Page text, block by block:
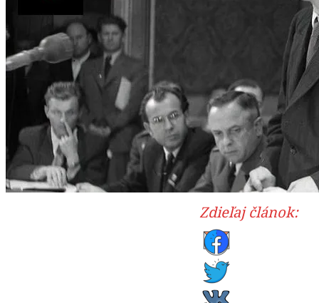
Zdieľaj článok: